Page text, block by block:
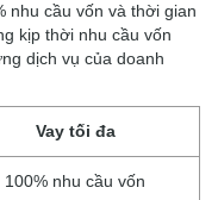
nhu cầu vốn và thời gian
kịp thời nhu cầu vốn
dịch vụ của doanh
Vay tối đa
100% nhu cầu vốn